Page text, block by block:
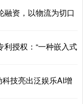
融资，以物流为切口
授权：“一种嵌入式
技亮出泛娱乐AI增